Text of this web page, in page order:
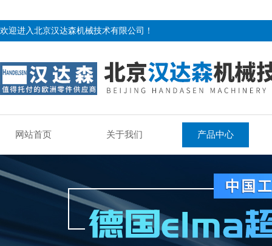
欢迎进入北京汉达森机械技术有限公司！
网站首页 关于我们 产品中心